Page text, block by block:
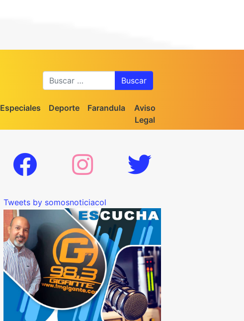
Especiales Deporte Farandula
Aviso
Legal
Tweets by somosnoticiacol